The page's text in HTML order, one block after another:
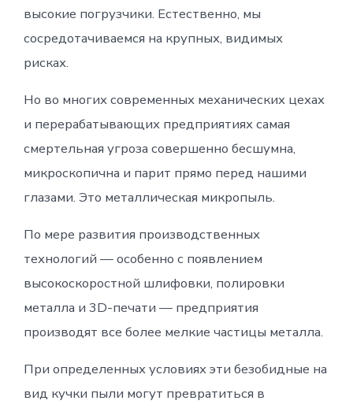
высокие погрузчики. Естественно, мы
сосредотачиваемся на крупных, видимых
рисках.
Но во многих современных механических цехах
и перерабатывающих предприятиях самая
смертельная угроза совершенно бесшумна,
микроскопична и парит прямо перед нашими
глазами. Это металлическая микропыль.
По мере развития производственных
технологий — особенно с появлением
высокоскоростной шлифовки, полировки
металла и 3D-печати — предприятия
производят все более мелкие частицы металла.
При определенных условиях эти безобидные на
вид кучки пыли могут превратиться в